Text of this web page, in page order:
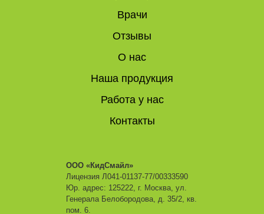
Врачи
Отзывы
О нас
Наша продукция
Работа у нас
Контакты
ООО «КидСмайл»
Лицензия Л041-01137-77/00333590
Юр. адрес: 125222, г. Москва, ул.
Генерала Белобородова, д. 35/2, кв.
пом. 6.